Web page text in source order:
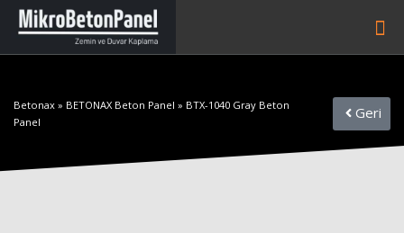
Betonax » BETONAX Beton Panel » BTX-1040 Gray Beton
Panel
Geri